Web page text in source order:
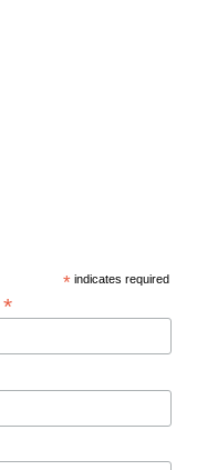
* indicates required
*